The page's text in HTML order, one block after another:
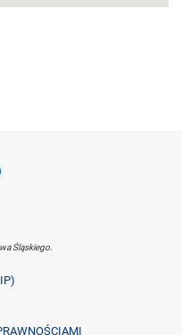
Śląskiego.